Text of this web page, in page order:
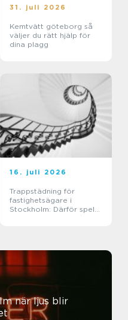
31. juli 2026
Kemtvätt göteborg så
väljer du rätt hjälp för
dina plagg
16. juli 2026
Trappstädning för
fastighetsägare i
Stockholm: Därför spelar
blir